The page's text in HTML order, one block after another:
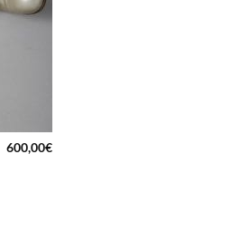
600,00€